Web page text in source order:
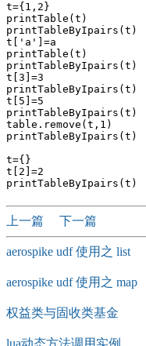
t={1,2}
printTable(t)
printTableByIpairs(t)
t['a']=a
printTable(t)
printTableByIpairs(t)
t[3]=3
printTableByIpairs(t)
t[5]=5
printTableByIpairs(t)
table.remove(t,1)
printTableByIpairs(t)
t={}
t[2]=2
上一篇 下一篇
aerospike udf 使用之 list
aerospike udf 使用之 map
权益类与固收类基金
lua动态方法调用实例